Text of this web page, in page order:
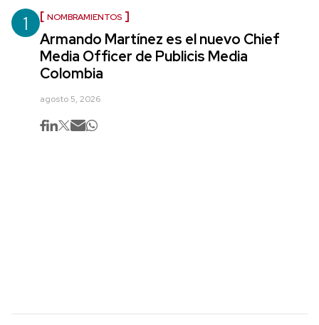
1 NOMBRAMIENTOS
Armando Martínez es el nuevo Chief
Media Officer de Publicis Media
Colombia
agosto 5, 2026